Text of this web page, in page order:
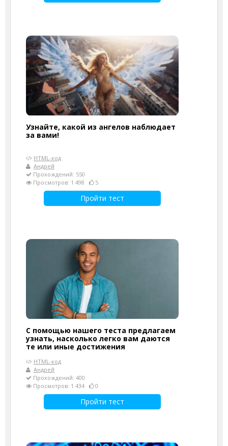
Узнайте, какой из ангелов наблюдает
за вами!
HTML-код
Андрей
Прохождений: 550
Просмотров: 1 498
5
Пройти тест
С помощью нашего теста предлагаем
узнать, насколько легко вам даются
те или иные достижения
HTML-код
Андрей
Прохождений: 400
Просмотров: 1 434
0
Пройти тест